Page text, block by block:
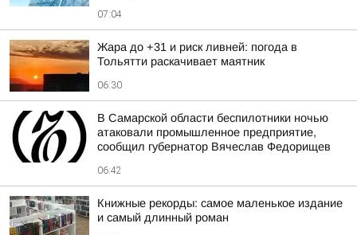
07:04
Жара до +31 и риск ливней: погода в
Тольятти раскачивает маятник
06:30
В Самарской области беспилотники ночью
атаковали промышленное предприятие,
сообщил губернатор Вячеслав Федорищев
06:42
Книжные рекорды: самое маленькое издание
и самый длинный роман